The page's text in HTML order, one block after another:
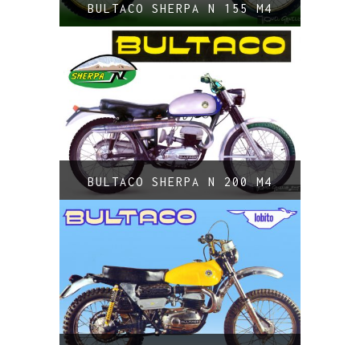
BULTACO SHERPA N 155 M4
BULTACO SHERPA N 200 M4